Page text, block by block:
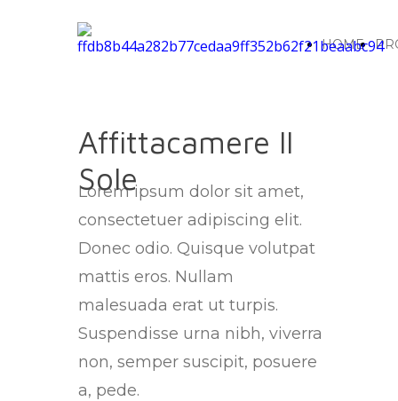
HOME
Affittacamere Il
Sole
Lorem ipsum dolor sit amet,
consectetuer adipiscing elit.
Donec odio. Quisque volutpat
mattis eros. Nullam
malesuada erat ut turpis.
Suspendisse urna nibh, viverra
non, semper suscipit, posuere
a, pede.